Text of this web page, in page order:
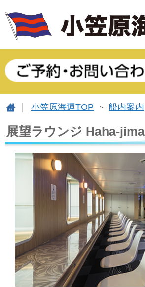
小笠原海運TOP 船内案内
展望ラウンジ Haha-jima